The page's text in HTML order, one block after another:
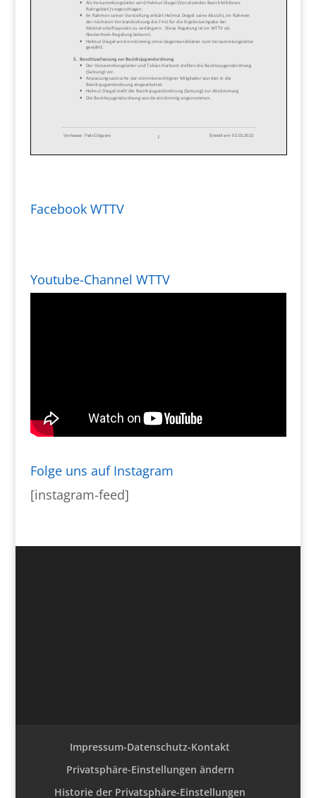
Facebook WTTV
Youtube-Channel WTTV
Folge uns auf Instagram
[instagram-feed]
Impressum-Datenschutz-Kontakt
Privatsphäre-Einstellungen ändern
Historie der Privatsphäre-Einstellungen